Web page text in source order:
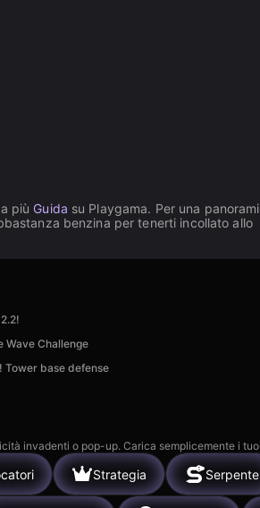
più Guida su Playgama. Per una
benzina per tenerti incollato allo
Wave Challenge
Tower base defense
invadenti o pop-up. Carica semplicemente i
Strategia Serpente